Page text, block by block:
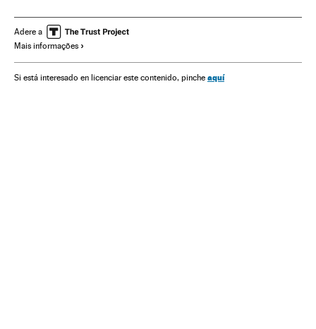
Grupos sociais América
Adere a
Mais informações
Si está interesado en licenciar este contenido, pinche aquí